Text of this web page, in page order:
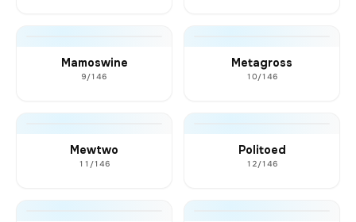
Mamoswine
9/146
Metagross
10/146
Mewtwo
11/146
Politoed
12/146